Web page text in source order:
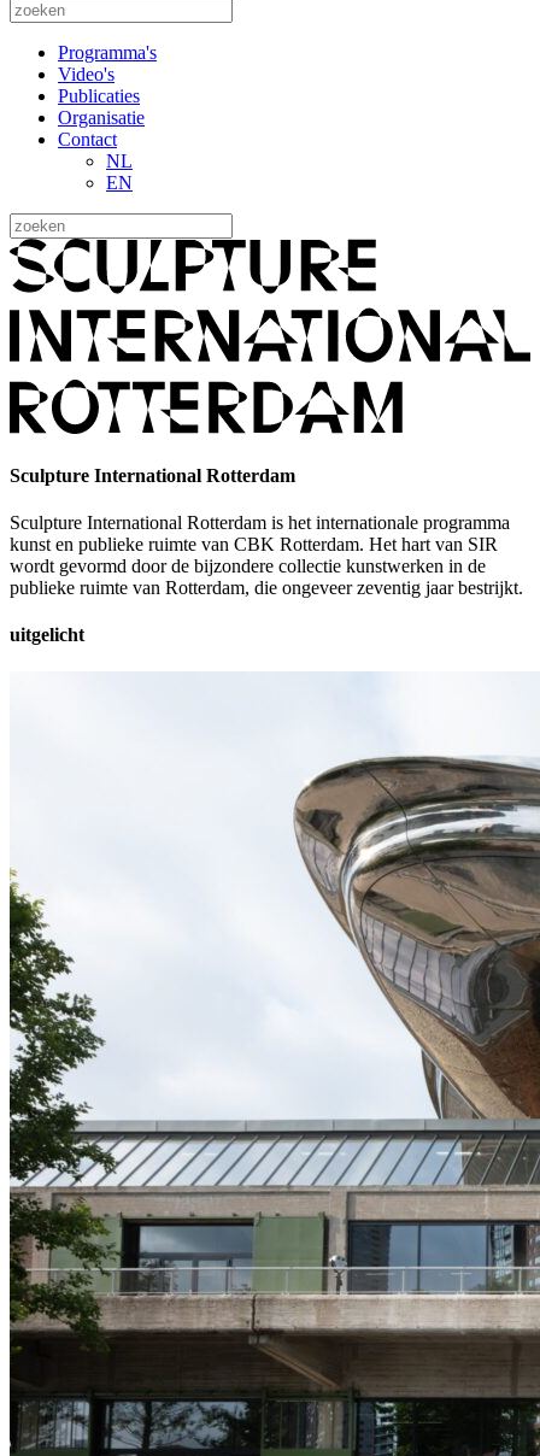
Programma's
Video's
Publicaties
Organisatie
Contact
NL
EN
Sculpture International Rotterdam
Sculpture International Rotterdam is het internationale programma
kunst en publieke ruimte van CBK Rotterdam. Het hart van SIR
wordt gevormd door de bijzondere collectie kunstwerken in de
publieke ruimte van Rotterdam, die ongeveer zeventig jaar bestrijkt.
uitgelicht